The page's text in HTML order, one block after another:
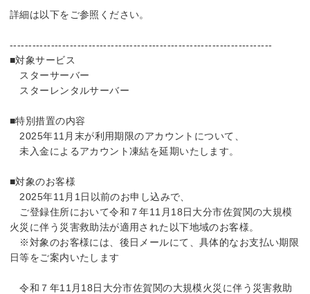
詳細は以下をご参照ください。
----------------------------------------------------------------------
■対象サービス
スターサーバー
スターレンタルサーバー
■特別措置の内容
2025年11月末が利用期限のアカウントについて、
未入金によるアカウント凍結を延期いたします。
■対象のお客様
2025年11月1日以前のお申し込みで、
ご登録住所において令和７年11月18日大分市佐賀関の大規模
火災に伴う災害救助法が適用された以下地域のお客様。
※対象のお客様には、後日メールにて、具体的なお支払い期限
日等をご案内いたします
令和７年11月18日大分市佐賀関の大規模火災に伴う災害救助